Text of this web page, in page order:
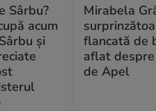
Sârbu?
acum
și
Mirabela
flancată de
aflat
de Apel